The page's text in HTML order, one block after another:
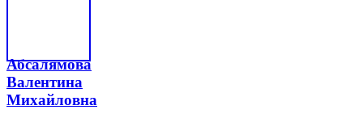
Абсалямова
Валентина
Михайловна